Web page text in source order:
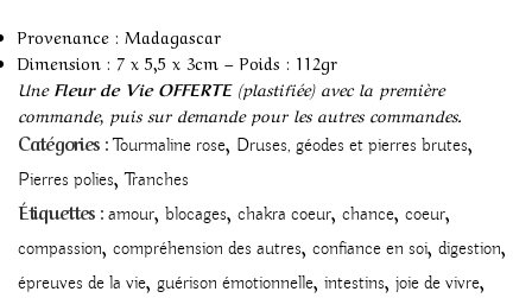
Provenance : Madagascar
Dimension : 7 x 5,5 x 3cm – Poids : 112gr
Une Fleur de Vie OFFERTE(plastifiée) avec la première
commande, puis sur demande pour les autres commandes.
Catégories : Tourmaline rose, Druses, géodes et pierres brutes,
Pierres polies, Tranches
Étiquettes : amour, blocages, chakra coeur, chance, coeur,
compassion, compréhension des autres, confiance en soi, digestion,
épreuves de la vie, guérison émotionnelle, intestins, joie de vivre,